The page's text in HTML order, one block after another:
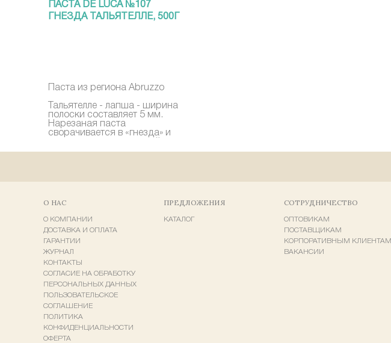
ПАСТА DE LUCA №107
ГНЕЗДА ТАЛЬЯТЕЛЛЕ, 500Г
Паста из региона Abruzzo
Тальятелле - лапша - ширина
полоски составляет 5 мм.
Нарезаная паста
сворачивается в «гнезда» и
сушке при температуре 50-
риккота. Также подходит для
298 руб
О НАС
О КОМПАНИИ
ДОСТАВКА И ОПЛАТА
ГАРАНТИИ
ЖУРНАЛ
КОНТАКТЫ
СОГЛАСИЕ НА ОБРАБОТКУ
ПЕРСОНАЛЬНЫХ ДАННЫХ
ПОЛЬЗОВАТЕЛЬСКОЕ
СОГЛАШЕНИЕ
ПОЛИТИКА
КОНФИДЕНЦИАЛЬНОСТИ
ОФЕРТА
ПРЕДЛОЖЕНИЯ
КАТАЛОГ
СОТРУДНИЧЕСТВО
ОПТОВИКАМ
ПОСТАВЩИКАМ
КОРПОРАТИВНЫМ КЛИЕНТАМ
ВАКАНСИИ